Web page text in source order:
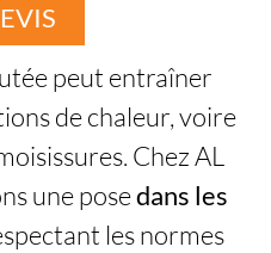
peut entraîner
de chaleur, voire
Chez AL
une posedans les
les normes